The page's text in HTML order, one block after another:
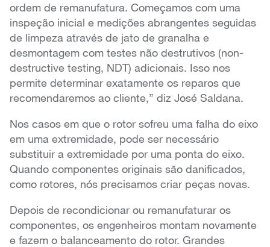
ordem de remanufatura. Começamos com uma
inspeção inicial e medições abrangentes seguidas
de limpeza através de jato de granalha e
desmontagem com testes não destrutivos (non-
destructive testing, NDT) adicionais. Isso nos
permite determinar exatamente os reparos que
recomendaremos ao cliente,” diz José Saldana.
Nos casos em que o rotor sofreu uma falha do eixo
em uma extremidade, pode ser necessário
substituir a extremidade por uma ponta do eixo.
Quando componentes originais são danificados,
como rotores, nós precisamos criar peças novas.
Depois de recondicionar ou remanufaturar os
componentes, os engenheiros montam novamente
e fazem o balanceamento do rotor. Grandes